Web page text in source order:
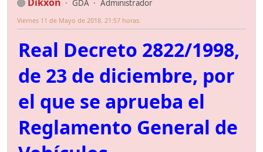
GDA Administrador
Viernes 11 de Mayo de 2018. 21:57 horas.
Real Decreto 2822/1998,
de 23 de diciembre, por
el que se aprueba el
Reglamento General de